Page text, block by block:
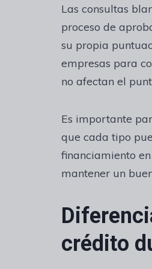
Las consultas
proceso de
su propia
empresas para
no afectan el
Es importante
que cada tipo
financiamiento
mantener un
crédito